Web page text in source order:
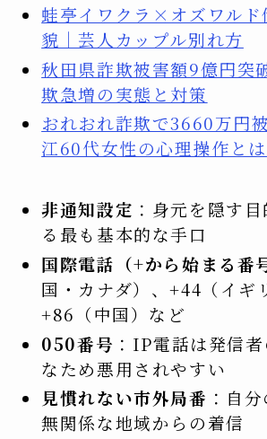
蛙亭イワクラ×オズワルド
貌｜芸人カップル別れ方
秋田県詐欺被害額9億円突
欺急増の実態と対策
おれおれ詐欺で3660万円
江60代女性の心理操作とは
非通知設定 ：身元を隠す
る最も基本的な手口
国際電話（+から始まる番
国・カナダ）、+44（イギ
+86（中国）など
050番号 ：IP電話は発信
なため悪用されやすい
見慣れない市外局番 ：自
無関係な地域からの着信